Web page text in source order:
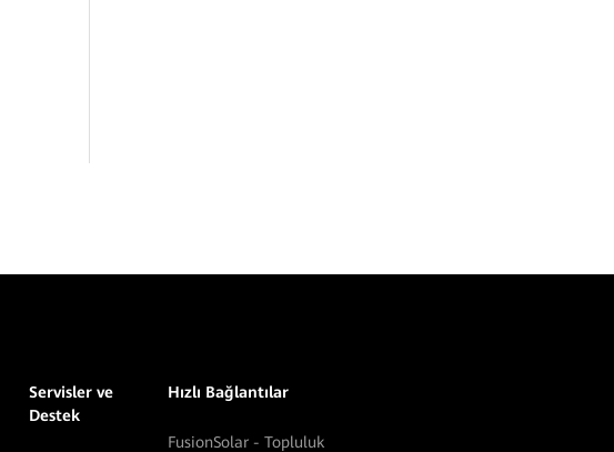
Servisler ve
Destek
Hızlı Bağlantılar
FusionSolar - Topluluk